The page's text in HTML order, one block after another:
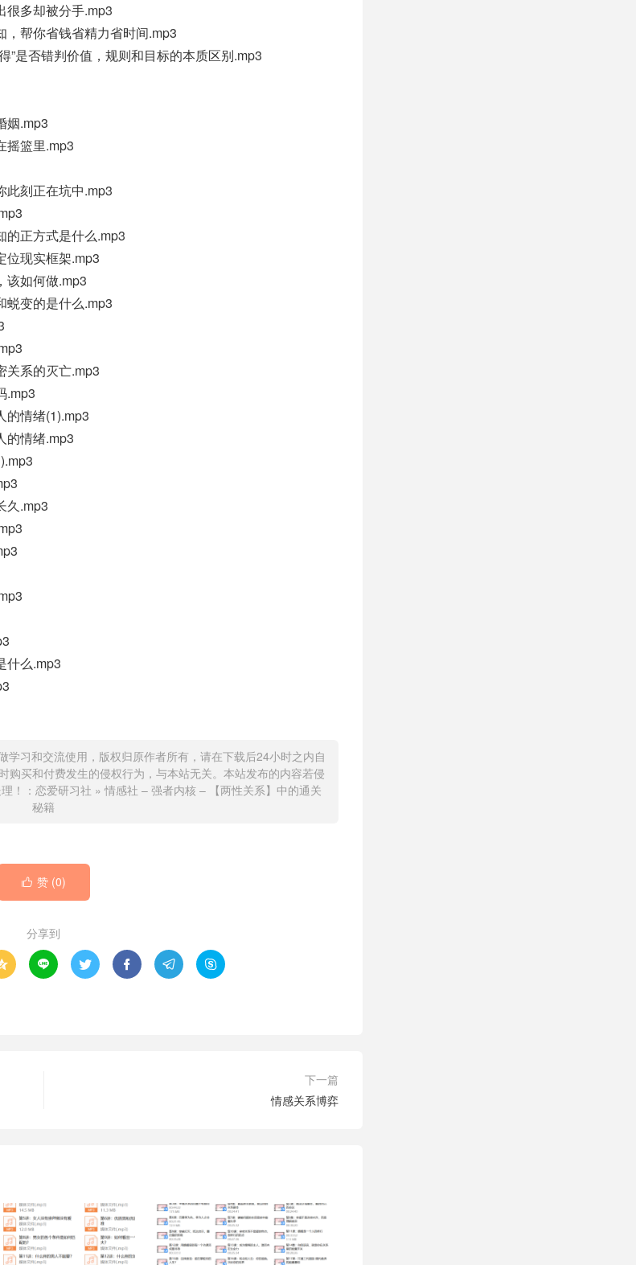
很多却被分手.mp3
帮你省钱省精力省时间.mp3
”是否错判价值，规则和目标的本质区别.mp3
姻.mp3
摇篮里.mp3
此刻正在坑中.mp3
的正方式是什么.mp3
位现实框架.mp3
该如何做.mp3
蜕变的是什么.mp3
关系的灭亡.mp3
.mp3
的情绪(1).mp3
的情绪.mp3
久.mp3
什么.mp3
学习和交流使用，版权归原作者所有，请在下载后24小时之内自
购买和付费发生的侵权行为，与本站无关。本站发布的内容若侵
！： 恋爱研习社 » 情感社 – 强者内核 – 【两性关系】中的通关
秘籍
 赞 (0)
分享到
    
下一篇
情感关系博弈